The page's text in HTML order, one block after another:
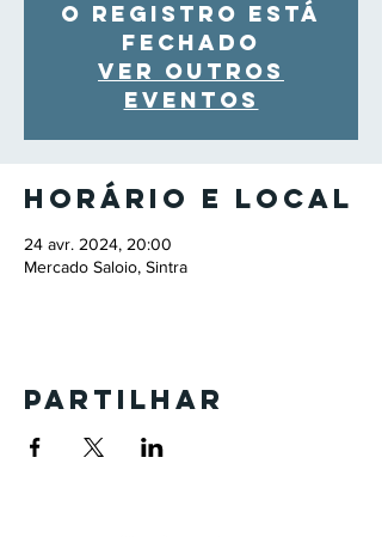
O registro está
fechado
Ver outros
eventos
Horário e local
24 avr. 2024, 20:00
Mercado Saloio, Sintra
Partilhar